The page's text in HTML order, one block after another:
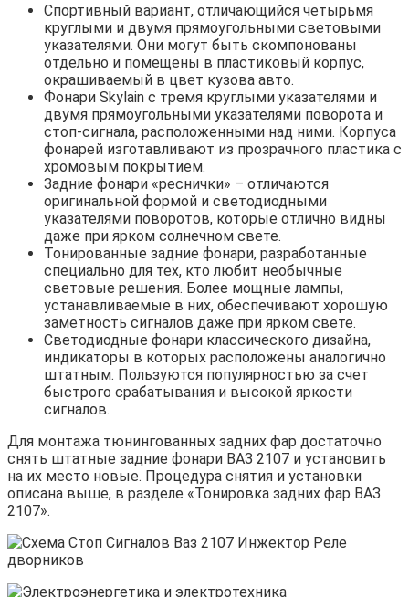
Спортивный вариант, отличающийся четырьмя
круглыми и двумя прямоугольными световыми
указателями. Они могут быть скомпонованы
отдельно и помещены в пластиковый корпус,
окрашиваемый в цвет кузова авто.
Фонари Skylain с тремя круглыми указателями и
двумя прямоугольными указателями поворота и
стоп-сигнала, расположенными над ними. Корпуса
фонарей изготавливают из прозрачного пластика с
хромовым покрытием.
Задние фонари «реснички» – отличаются
оригинальной формой и светодиодными
указателями поворотов, которые отлично видны
даже при ярком солнечном свете.
Тонированные задние фонари, разработанные
специально для тех, кто любит необычные
световые решения. Более мощные лампы,
устанавливаемые в них, обеспечивают хорошую
заметность сигналов даже при ярком свете.
Светодиодные фонари классического дизайна,
индикаторы в которых расположены аналогично
штатным. Пользуются популярностью за счет
быстрого срабатывания и высокой яркости
сигналов.
Для монтажа тюнингованных задних фар достаточно
снять штатные задние фонари ВАЗ 2107 и установить
на их место новые. Процедура снятия и установки
описана выше, в разделе «Тонировка задних фар ВАЗ
2107».